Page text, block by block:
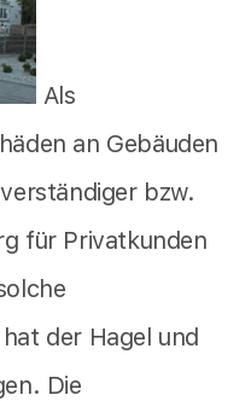
Als
an Gebäuden
bzw.
für Privatkunden
der Hagel und
Die